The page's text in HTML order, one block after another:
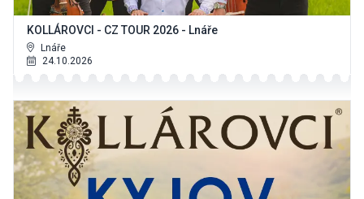
KOLLÁROVCI - CZ TOUR 2026 - Lnáře
Lnáře
24.10.2026